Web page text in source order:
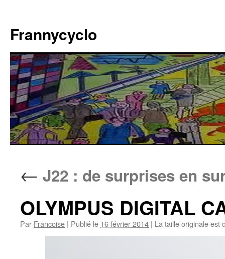
contenu
Frannycyclo
← J22 : de surprises en
OLYMPUS DIGITAL
Par Francoise | Publié le 16 février 2014 | La taille originale est